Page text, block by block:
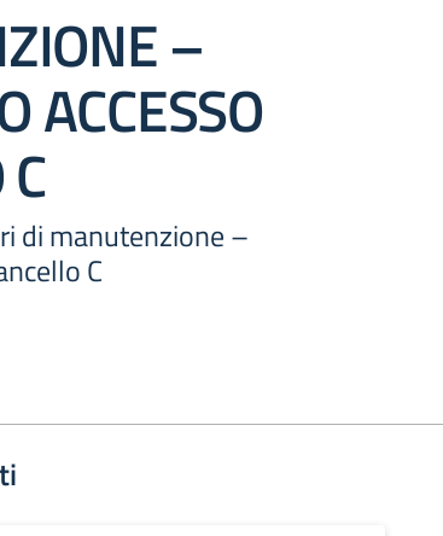
–
ACCESSO
di manutenzione –
C